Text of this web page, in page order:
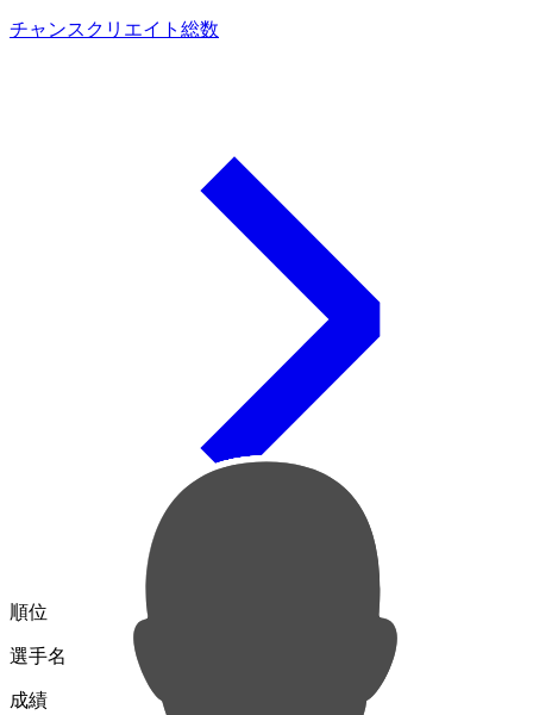
チャンスクリエイト総数
順位
選手名
成績